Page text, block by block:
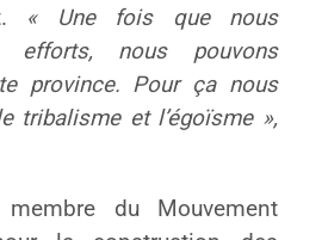
« Une fois que nous
efforts, nous pouvons
province. Pour ça nous
tribalisme et l’égoïsme »,
du Mouvement